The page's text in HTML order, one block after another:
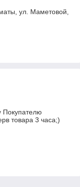
ул. Маметовой,
Покупателю
товара 3 часа;)